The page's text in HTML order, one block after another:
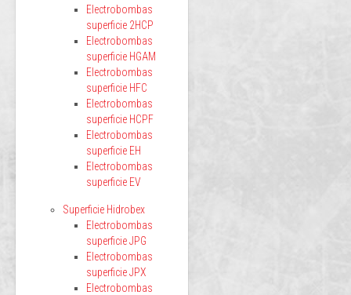
Electrobombas
superficie 2HCP
Electrobombas
superficie HGAM
Electrobombas
superficie HFC
Electrobombas
superficie HCPF
Electrobombas
superficie EH
Electrobombas
superficie EV
Superficie Hidrobex
Electrobombas
superficie JPG
Electrobombas
superficie JPX
Electrobombas